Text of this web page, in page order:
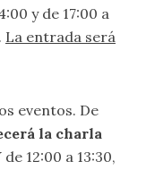
y de 17:00 a
La entrada será
eventos. De
la charla
de 12:00 a 13:30,